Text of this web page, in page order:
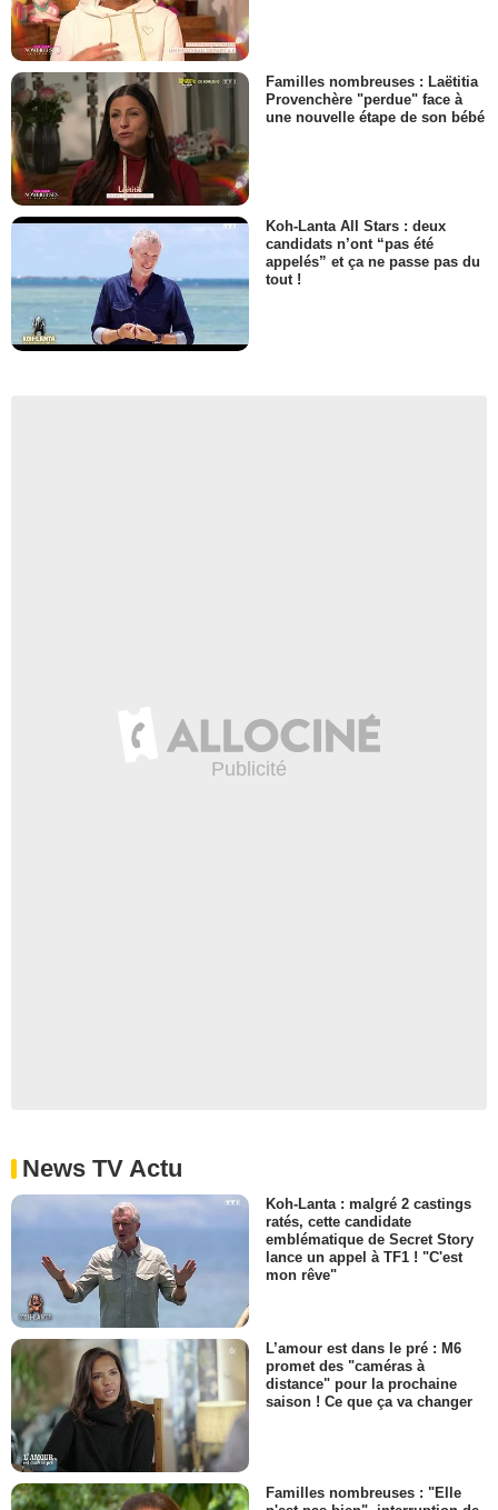
Familles nombreuses : Laëtitia
Provenchère "perdue" face à
une nouvelle étape de son bébé
Koh-Lanta All Stars : deux
candidats n’ont “pas été
appelés” et ça ne passe pas du
tout !
News TV Actu
Koh-Lanta : malgré 2 castings
ratés, cette candidate
emblématique de Secret Story
lance un appel à TF1 ! "C'est
mon rêve"
L’amour est dans le pré : M6
promet des "caméras à
distance" pour la prochaine
saison ! Ce que ça va changer
Familles nombreuses : "Elle